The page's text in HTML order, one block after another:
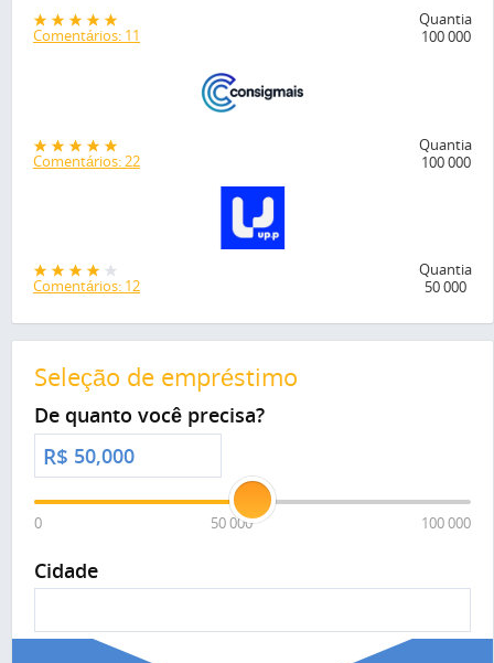
Comentários: 11
Quantia
100 000
Comentários: 22
Quantia
100 000
Comentários: 12
Quantia
50 000
Seleção de empréstimo
De quanto você precisa?
R$
0 50 000 100 000
Cidade